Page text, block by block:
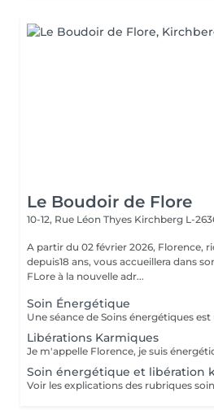
Le Boudoir de Flore
10-12, Rue Léon Thyes Kirchberg L-
A partir du 02 février 2026, Florence, riche de son expérience
depuis18 ans, vous accueillera dans
FLore à la nouvelle adr...
Soin Énergétique
Libérations Karmiques
Soin énergétique et libération